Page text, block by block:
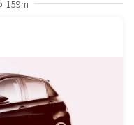
159m